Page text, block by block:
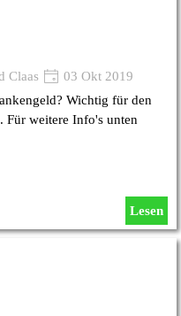
Claas
03 Okt 2019
Wichtig für den
weitere Info's unten
Lesen